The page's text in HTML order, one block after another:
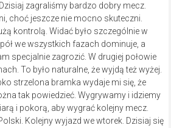
zagraliśmy bardzo dobry mecz.
choć jeszcze nie mocno skuteczni.
kontrolą. Widać było szczególnie w
we wszystkich fazach dominuje, a
specjalnie zagrozić. W drugiej połowie
To było naturalne, że wyjdą też wyżej.
strzelona bramka wydaje mi się, że
tak powiedzieć. Wygrywamy i idziemy
i pokorą, aby wygrać kolejny mecz.
Kolejny wyjazd we wtorek. Dzisiaj się